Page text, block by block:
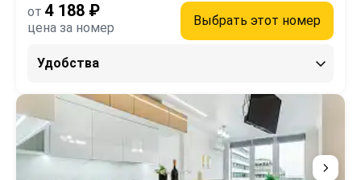
от 4 188 ₽
цена за номер Выбрать этот номер
Удобства